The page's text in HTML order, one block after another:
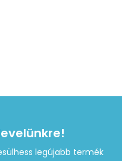
legújabb termék